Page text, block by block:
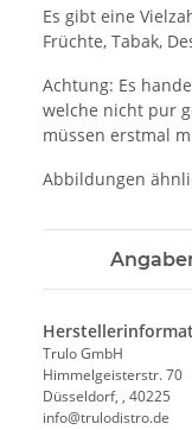
Es gibt eine
Früchte, Tabak,
Achtung: Es
welche nicht pur
müssen erstmal
Abbildungen
Trulo GmbH
Himmelgeisterstr. 70
Düsseldorf, , 40225
info@trulodistro.de